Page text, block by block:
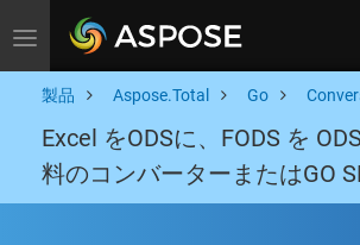
Toggle navigation
製品 Aspose.Total Go
Excel をODSに、FODS を
料のコンバーターまたはGO